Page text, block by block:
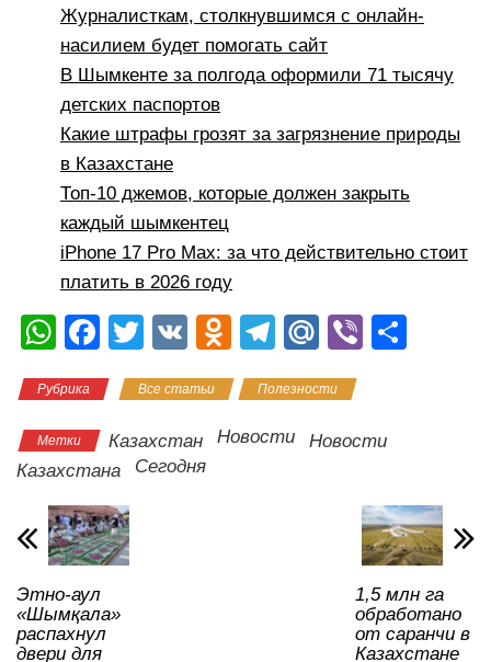
Журналисткам, столкнувшимся с онлайн-
насилием будет помогать сайт
В Шымкенте за полгода оформили 71 тысячу
детских паспортов
Какие штрафы грозят за загрязнение природы
в Казахстане
Топ-10 джемов, которые должен закрыть
каждый шымкентец
iPhone 17 Pro Max: за что действительно стоит
платить в 2026 году
W
at
s
A
p
p
F
c
e
b
o
o
k
T
tt
er
V
O
n
o
T
e
gr
M
.R
u
Vi
и
ть
Рубрика Все статьи Полезности
Метки Казахстан Новости
Новости
Казахстана
Сегодня
Этно-аул
«Шымқала»
распахнул
двери для
1,5 млн га
обработано
от саранчи в
Казахстане